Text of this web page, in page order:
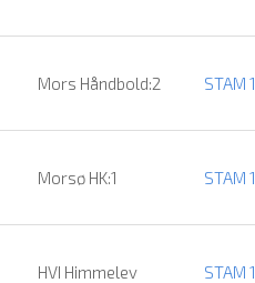
Mors Håndbold:2 STAM 1
Morsø HK:1 STAM 1
HVI Himmelev STAM 1